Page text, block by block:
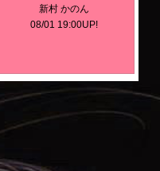
新村 かのん
08/01 19:00UP!
8月ですね🍉💖
桜木 まりあ